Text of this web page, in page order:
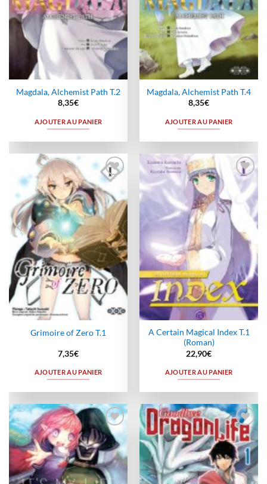
Magdala, Alchemist Path T.2
8,35€
AJOUTER AU PANIER
Magdala, Alchemist Path T.4
8,35€
AJOUTER AU PANIER
Ajouter
à la
wishlist
Grimoire of Zero T.1
7,35€
AJOUTER AU PANIER
Ajouter
à la
wishlist
A Certain Magical Index T.1
(Roman)
22,90€
AJOUTER AU PANIER
Ajouter
à la
wishlist
Ajouter
à la
wishlist